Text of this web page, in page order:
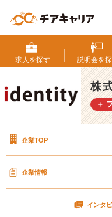
月
1
4
日
（
会
会
8
名
求人を探す 説明会を
株
＋
企業TOP
企業情報
インタ